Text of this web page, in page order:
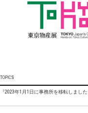
TOPICS
『2023年1月1日に事務所を移転しまし